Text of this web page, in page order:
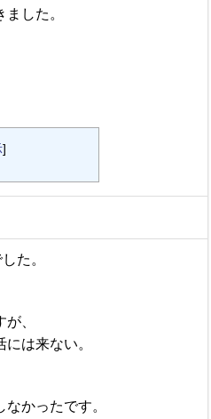
した。
]
た。
、
は来ない。
かったです。